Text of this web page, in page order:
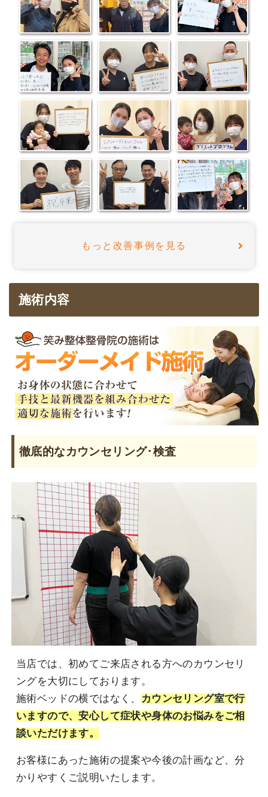
もっと改善事例を見る
施術内容
徹底的なカウンセリング･検査
当店では、初めてご来店される方へのカウンセリ
ングを大切にしております。
施術ベッドの横ではなく、
カウンセリング室で行
いますので、安心して症状や身体のお悩みをご相
談いただけます。
お客様にあった施術の提案や今後の計画など、分
かりやすくご説明いたします。